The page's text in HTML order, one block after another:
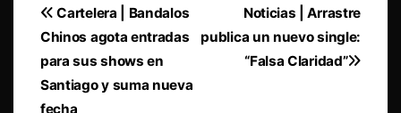
Navegación
de
entradas
Noticias | Arrastre
publica un nuevo single:
“Falsa Claridad”
Cartelera | Bandalos
Chinos agota entradas
para sus shows en
Santiago y suma nueva
fecha